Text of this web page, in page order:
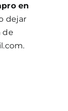
en
dejar
de